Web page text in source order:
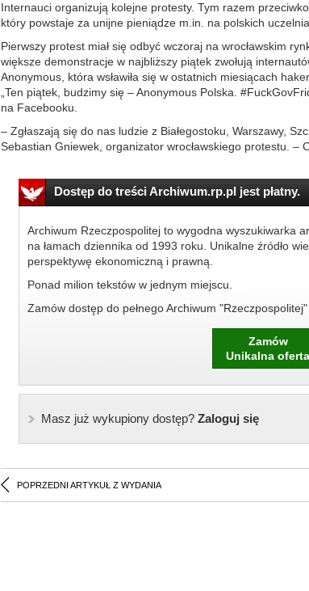
Internauci organizują kolejne protesty. Tym razem
który powstaje za unijne pieniądze m.in. na polskich
Pierwszy protest miał się odbyć wczoraj na wrocławskim
większe demonstracje w najbliższy piątek zwołują
Anonymous, która wsławiła się w ostatnich miesiącach
„Ten piątek, budzimy się – Anonymous Polska.
na Facebooku.
– Zgłaszają się do nas ludzie z Białegostoku, Warszawy,
Sebastian Gniewek, organizator wrocławskiego protestu. –
Dostęp do treści Archiwum.rp.pl jest płatny.
Archiwum Rzeczpospolitej to wygodna wyszukiwarka
na łamach dziennika od 1993 roku. Unikalne źródło
perspektywę ekonomiczną i prawną.
Ponad milion tekstów w jednym miejscu.
Zamów dostęp do pełnego Archiwum "Rzeczpospolitej"
Zamów
Unikalna oferta
Masz już wykupiony dostęp?Zaloguj się
POPRZEDNI ARTYKUŁ Z WYDANIA